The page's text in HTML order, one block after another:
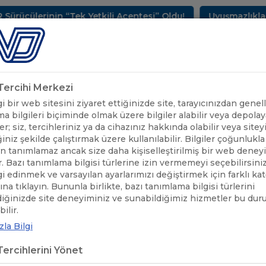
“Tek Yetkili Acentesi” Oldu! Uyuşmazlıkların
SEKTÖREL BİLGİLER UND YAYINLARI
ÖNEMLİ
DUYURULAR
ÖZBEKİSTAN ULAŞTIRMA BAKANLIĞI İLE
ULAŞTIRMA BAKANLIĞI
Merkezi
bir web sitesini ziyaret ettiğinizde site, tarayıcınızdan
bilgileri biçiminde olmak üzere bilgiler alabilir veya
siz, tercihleriniz ya da cihazınız hakkında olabilir veya siteyi
şekilde çalıştırmak üzere kullanılabilir. Bilgiler
tanımlamaz ancak size daha kişiselleştirilmiş bir web
Bazı tanımlama bilgisi türlerine izin vermemeyi
edinmek ve varsayılan ayarlarımızı değiştirmek için farklı
tıklayın. Bununla birlikte, bazı tanımlama bilgisi türlerini
site deneyiminiz ve sunabildiğimiz hizmetler bu
Bilgi
Yönet